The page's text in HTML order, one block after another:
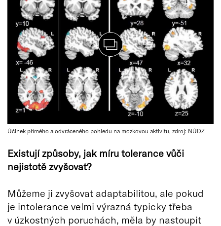
Účinek přímého a odvráceného pohledu na mozkovou aktivitu, zdroj: NÚDZ
Existují způsoby, jak míru tolerance vůči
nejistotě zvyšovat?
Můžeme ji zvyšovat adaptabilitou, ale pokud
je intolerance velmi výrazná typicky třeba
v úzkostných poruchách, měla by nastoupit